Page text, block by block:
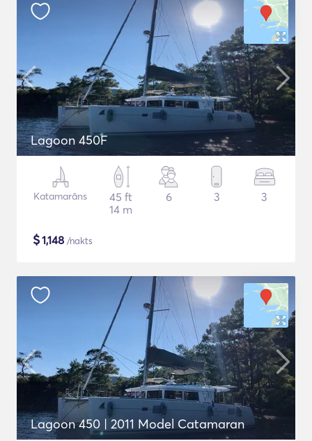
Lagoon 450F
Katamarāns
45 ft
14 m
6 3 3
$1,148 /nakts
Lagoon 450 | 2011 Model Catamaran